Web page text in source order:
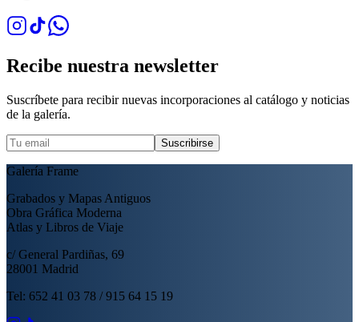
Recibe nuestra newsletter
Suscríbete para recibir nuevas incorporaciones al catálogo y noticias
de la galería.
Suscribirse
Galería Frame
Grabados y Mapas Antiguos
Obra Gráfica Moderna
Atlas y Libros de Viaje
c/ General Pardiñas, 69
28001 Madrid
Tel: 652 41 03 78 / 915 64 15 19